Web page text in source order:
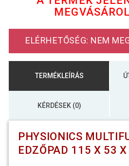
ELÉRHETŐSÉG: NEM
TERMÉKLEÍRÁS
KÉRDÉSEK (0)
PHYSIONICS
EDZŐPAD 115 X 53